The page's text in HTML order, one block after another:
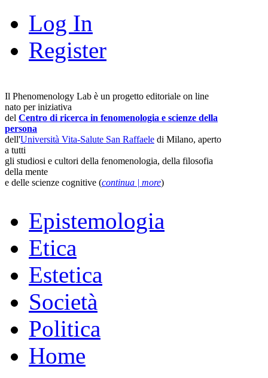
Log In
Register
Il Phenomenology Lab è un progetto editoriale on line
nato per iniziativa
del Centro di ricerca in fenomenologia e scienze della
persona
dell'Università Vita-Salute San Raffaele di Milano, aperto
a tutti
gli studiosi e cultori della fenomenologia, della filosofia
della mente
e delle scienze cognitive (continua | more)
Epistemologia
Etica
Estetica
Società
Politica
Home